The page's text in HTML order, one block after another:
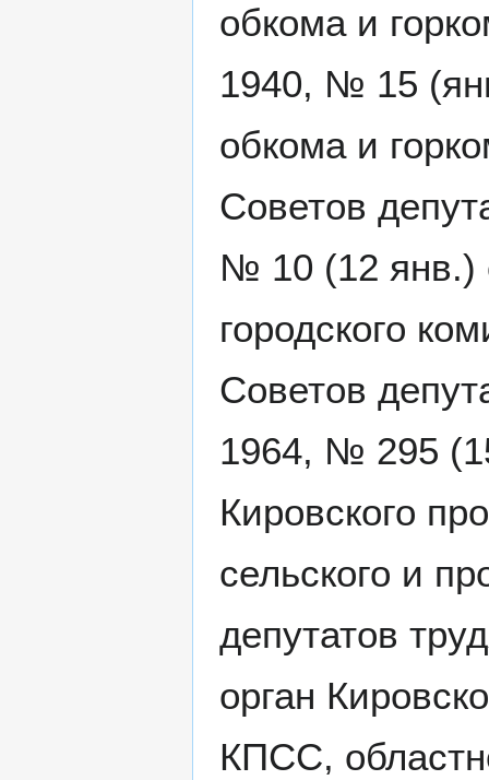
обкома и
1940, № 15
обкома и
Советов
№ 10 (12 янв.)
городского
Советов
1964, № 295
Кировского
сельского и
депутатов
орган
КПСС,